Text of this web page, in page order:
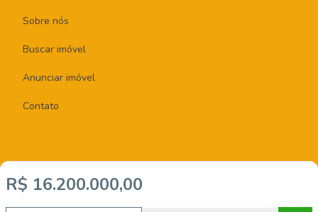
R$ 16.200.000,00
Sobre nós
Buscar imóvel
Anunciar imóvel
Contato
Imobiliária Certificada: